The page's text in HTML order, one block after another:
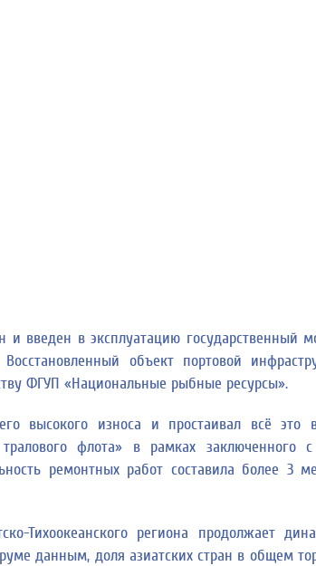
введен в эксплуатацию государственный
объект портовой
ФГУП «Национальные рыбные ресурсы».
высокого износа и простаивал всё это
флота» в рамках заключенного
ремонтных работ составила более 3
Тихоокеанского региона продолжает
данным, доля азиатских стран в общем